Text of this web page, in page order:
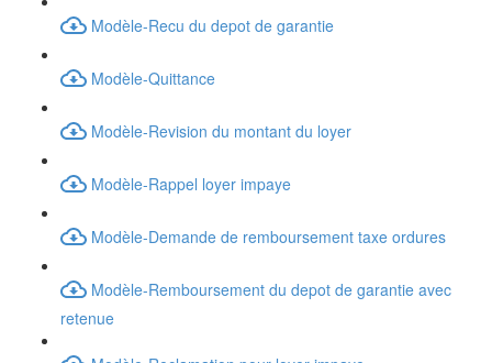
Modèle-Recu du depot de garantie
Modèle-Quittance
Modèle-Revision du montant du loyer
Modèle-Rappel loyer impaye
Modèle-Demande de remboursement taxe ordures
Modèle-Remboursement du depot de garantie avec
retenue